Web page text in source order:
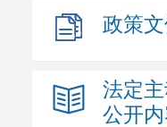
政策
法定
公开